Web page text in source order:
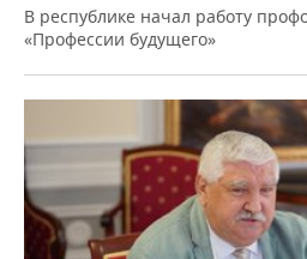
В республике начал работу
«Профессии будущего»